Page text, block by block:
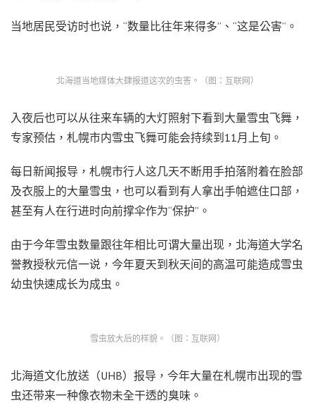
当地居民受访时也说，“数量比往年来得多”、“这是公害”。
北海道当地媒体大肆报道这次的虫害。（图：互联网）
入夜后也可以从往来车辆的大灯照射下看到大量雪虫飞舞，
专家预估，札幌市内雪虫飞舞可能会持续到11月上旬。
每日新闻报导，札幌市行人这几天不断用手拍落附着在脸部
及衣服上的大量雪虫，也可以看到有人拿出手帕遮住口部，
甚至有人在行进时向前撑伞作为“保护”。
由于今年雪虫数量跟往年相比可谓大量出现，北海道大学名
誉教授秋元信一说，今年夏天到秋天间的高温可能造成雪虫
幼虫快速成长为成虫。
雪虫放大后的样貌。（图：互联网）
北海道文化放送（UHB）报导，今年大量在札幌市出现的雪
虫还带来一种像衣物未全干透的臭味。